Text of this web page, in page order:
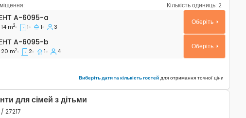
Кількість одиниць: 2
апартаменти Умаг - Umag A-6095-a
A-6095-a
14 m2 1 1 3
Оберіть
A-6095-b
A-6095-b
20 m2 2 1 4
Оберіть
Виберіть дати та кількість гостей для отримання точної ціни
для сімей з дітьми
27217